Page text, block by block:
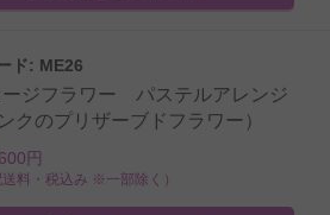
ド: ME26
ージフラワー パステルアレンジ
クのプリザーブドフラワー）
円
送料・税込み ※一部除く）